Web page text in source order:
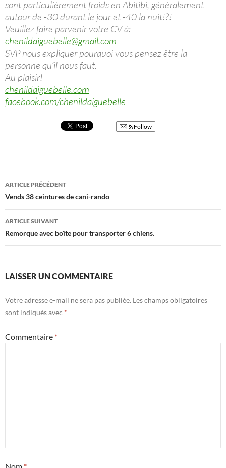
sont particulièrement froids en Abitibi, généralement
autour de -30 durant le jour et -40 la nuit!?!
Veuillez faire parvenir votre CV à:
chenildaiguebelle@gmail.com
SVP nous expliquer pourquoi vous pensez être la
personne qu’il nous faut.
Au plaisir!
chenildaiguebelle.com
facebook.com/chenildaiguebelle
Follow
Navigation
des
articles
ARTICLE PRÉCÉDENT
Vends 38 ceintures de cani-rando
ARTICLE SUIVANT
Remorque avec boîte pour transporter 6 chiens.
LAISSER UN COMMENTAIRE
Votre adresse e-mail ne sera pas publiée. Les champs obligatoires
sont indiqués avec *
Commentaire *